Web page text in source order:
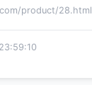
product/28.html